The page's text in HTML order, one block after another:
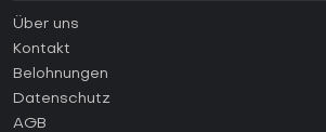
Anleitungen
Wie aktiviert man einen Steam CD Key?
Wie aktiviert man einen Epic Games CD
Wie aktiviert man einen GOG CD Key?
Über uns
Kontakt
Belohnungen
Datenschutz
AGB